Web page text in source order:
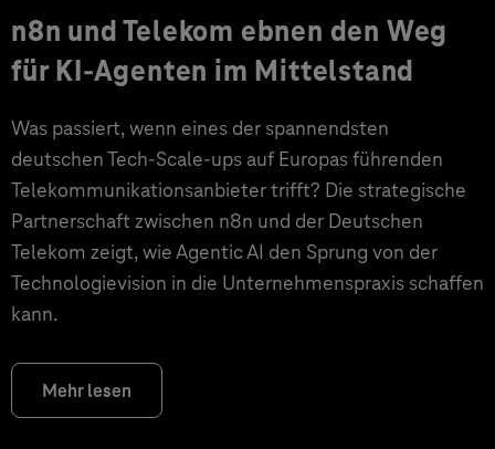
n8n und Telekom ebnen den Weg
für KI-Agenten im Mittelstand
Was passiert, wenn eines der spannendsten
deutschen Tech-Scale-ups auf Europas führenden
Telekommunikationsanbieter trifft? Die strategische
Partnerschaft zwischen n8n und der Deutschen
Telekom zeigt, wie Agentic AI den Sprung von der
Technologievision in die Unternehmenspraxis schaffen
kann.
Mehr lesen